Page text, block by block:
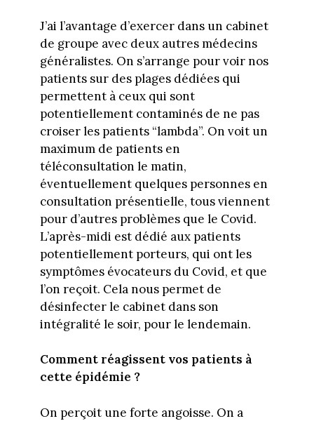
J’ai l’avantage d’exercer dans un cabinet
de groupe avec deux autres médecins
généralistes. On s’arrange pour voir nos
patients sur des plages dédiées qui
permettent à ceux qui sont
potentiellement contaminés de ne pas
croiser les patients “lambda”. On voit un
maximum de patients en
téléconsultation le matin,
éventuellement quelques personnes en
consultation présentielle, tous viennent
pour d’autres problèmes que le Covid.
L’après-midi est dédié aux patients
potentiellement porteurs, qui ont les
symptômes évocateurs du Covid, et que
l’on reçoit. Cela nous permet de
désinfecter le cabinet dans son
intégralité le soir, pour le lendemain.
Comment réagissent vos patients à
cette épidémie ?
On perçoit une forte angoisse. On a